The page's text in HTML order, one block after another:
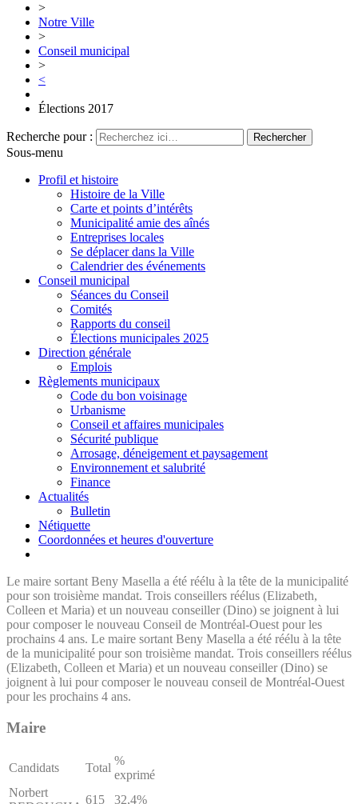
>
Notre Ville
>
Conseil municipal
>
<
Élections 2017
Recherche pour :
Sous-menu
Profil et histoire
Histoire de la Ville
Carte et points d’intérêts
Municipalité amie des aînés
Entreprises locales
Se déplacer dans la Ville
Calendrier des événements
Conseil municipal
Séances du Conseil
Comités
Rapports du conseil
Élections municipales 2025
Direction générale
Emplois
Règlements municipaux
Code du bon voisinage
Urbanisme
Conseil et affaires municipales
Sécurité publique
Arrosage, déneigement et paysagement
Environnement et salubrité
Finance
Actualités
Bulletin
Nétiquette
Coordonnées et heures d'ouverture
Le maire sortant Beny Masella a été réélu à la tête de la municipalité
pour son troisième mandat. Trois conseillers réélus (Elizabeth,
Colleen et Maria) et un nouveau conseiller (Dino) se joignent à lui
pour composer le nouveau Conseil de Montréal-Ouest pour les
prochains 4 ans. Le maire sortant Beny Masella a été réélu à la tête
de la municipalité pour son troisième mandat. Trois conseillers réélus
(Elizabeth, Colleen et Maria) et un nouveau conseiller (Dino) se
joignent à lui pour composer le nouveau conseil de Montréal-Ouest
pour les prochains 4 ans.
Maire
Candidats Total
%
exprimé
Norbert
615
32,4%